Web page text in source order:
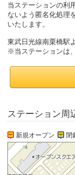
当ステーションの利
ないよう匿名化処理
いたします。
東武日光線南栗橋駅
※当ステーションは
ステーション周
新規オープン 閉